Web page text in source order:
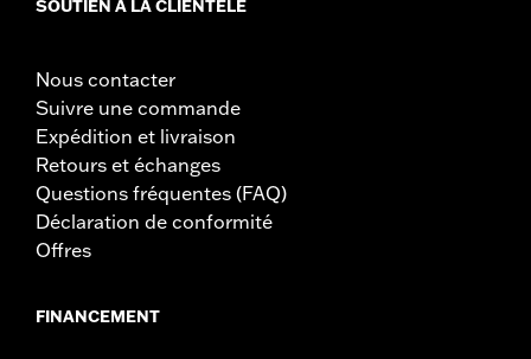
SOUTIEN À LA CLIENTÈLE
Nous contacter
Suivre une commande
Expédition et livraison
Retours et échanges
Questions fréquentes (FAQ)
Déclaration de conformité
Offres
FINANCEMENT